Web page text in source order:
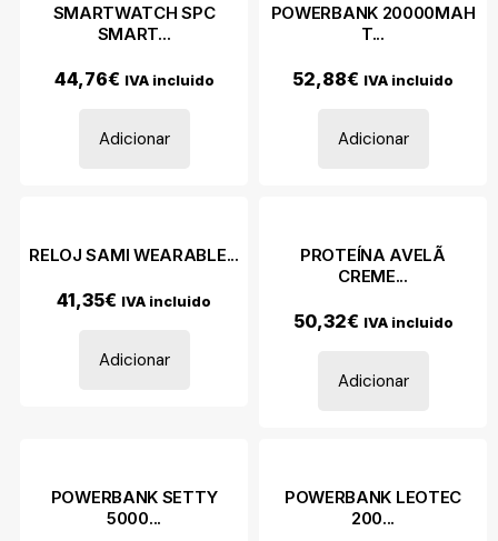
SMARTWATCH SPC
SMART...
44,76€ IVA incluido
Adicionar
POWERBANK 20000MAH
T...
52,88€ IVA incluido
Adicionar
RELOJ SAMI WEARABLE...
41,35€ IVA incluido
Adicionar
PROTEÍNA AVELÃ
CREME...
50,32€ IVA incluido
Adicionar
POWERBANK SETTY
5000...
POWERBANK LEOTEC
200...